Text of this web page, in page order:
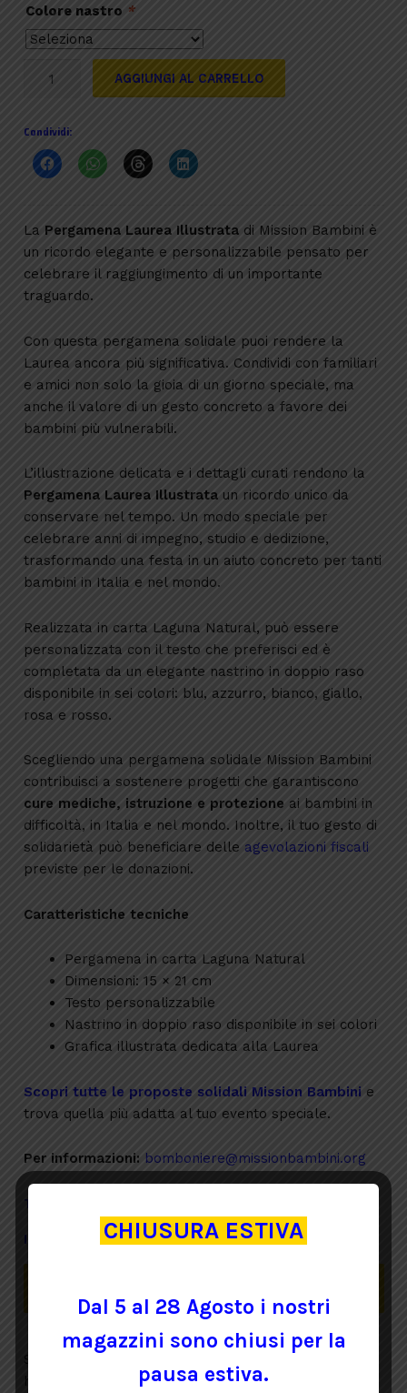
Colore nastro *
quantità
AGGIUNGI AL CARRELLO
Condividi:
La Pergamena Laurea Illustratadi Mission Bambini è
un ricordo elegante e personalizzabile pensato per
celebrare il raggiungimento di un importante
traguardo.
Con questa pergamena solidale puoi rendere la
Laurea ancora più significativa. Condividi con familiari
e amici non solo la gioia di un giorno speciale, ma
anche il valore di un gesto concreto a favore dei
bambini più vulnerabili.
L’illustrazione delicata e i dettagli curati rendono la
Pergamena Laurea Illustrataun ricordo unico da
conservare nel tempo. Un modo speciale per
celebrare anni di impegno, studio e dedizione,
trasformando una festa in un aiuto concreto per tanti
bambini in Italia e nel mondo.
Realizzata in carta Laguna Natural, può essere
personalizzata con il testo che preferisci ed è
completata da un elegante nastrino in doppio raso
disponibile in sei colori: blu, azzurro, bianco, giallo,
rosa e rosso.
Scegliendo una pergamena solidale Mission Bambini
contribuisci a sostenere progetti che garantiscono
cure mediche, istruzione e protezione ai bambini in
difficoltà, in Italia e nel mondo. Inoltre, il tuo gesto di
solidarietà può beneficiare delle agevolazioni fiscali
previste per le donazioni.
Caratteristiche tecniche
Pergamena in carta Laguna Natural
Dimensioni: 15 × 21 cm
Testo personalizzabile
Nastrino in doppio raso disponibile in sei colori
Grafica illustrata dedicata alla Laurea
Scopri tutte le proposte solidali Mission Bambini e
trova quella più adatta al tuo evento speciale.
Per informazioni: bomboniere@missionbambini.org
TEMPISTICHE E SUPPORTO
IL TUO SOSTEGNO CONTA
Solamente clienti che hanno effettuato l'accesso ed
hanno acquistato questo prodotto possono lasciare
CHIUSURA ESTIVA
Dal 5 al 28 Agosto i nostri
magazzini sono chiusi per la
pausa estiva.